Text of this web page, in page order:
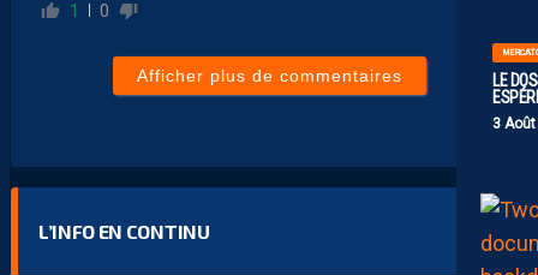
LE
3
1 0
Afficher plus de commentaires
L’INFO EN CONTINU